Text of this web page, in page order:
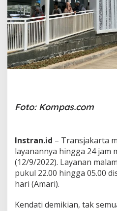
o
p
r
a
s
i
2
d
3
K
o
r
i
,
Foto: Kompas.com
Instran.id – Transjakarta
layanannya hingga 24 jam
(12/9/2022). Layanan
pukul 22.00 hingga 05.00
hari (Amari).
Kendati demikian, tak